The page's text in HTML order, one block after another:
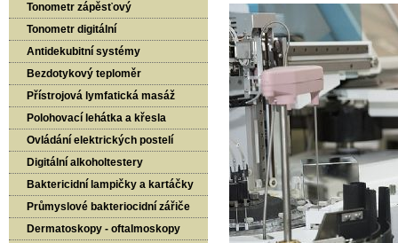
Tonometr zápěsťový
Tonometr digitální
Antidekubitní systémy
Bezdotykový teploměr
Přístrojová lymfatická masáž
Polohovací lehátka a křesla
Ovládání elektrických postelí
Digitální alkoholtestery
Baktericidní lampičky a kartáčky
Průmyslové bakteriocidní zářiče
Dermatoskopy - oftalmoskopy